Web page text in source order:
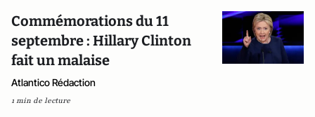
Commémorations du 11
septembre : Hillary Clinton
fait un malaise
Atlantico Rédaction
1 min de lecture